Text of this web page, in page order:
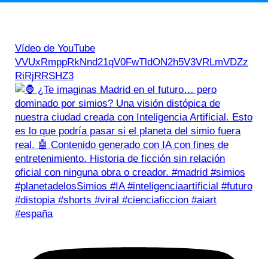
Vídeo de YouTube
VVUxRmppRkNnd21qV0FwTldON2h5V3VRLmVDZz
RiRjRRSHZ3